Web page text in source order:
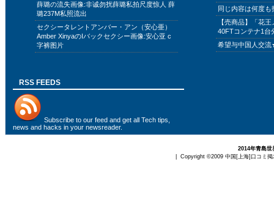
薛璐の流失画像:非诚勿扰薛璐私拍尺度惊人 薛
璐237M私照流出
セクシータレントアンバー・アン（安心亜）
Amber XinyaのIバックセクシー画像:安心亚 c
字裤图片
同じ内容は何度
【売商品】「花
40FTコンテナ1台
希望与中国人交
RSS FEEDS
Subscribe to our feed and get all Tech tips,
news and hacks in your newsreader.
2014年青島世
| Copyright ©2009 中国[上海]口コミ掲